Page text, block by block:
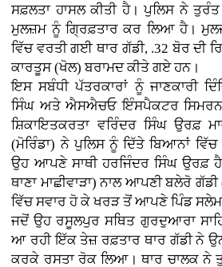
ਸਫ਼ਲਤਾ ਹਾਸਲ ਕੀਤੀ ਹੈ। ਪੁਲਿਸ ਨੇ
ਮੁਲਜ਼ਮ ਨੂੰ ਗ੍ਰਿਫ਼ਤਾਰ ਕਰ ਲਿਆ ਹੈ।
ਵਿੱਚ ਵਰਤੀ ਗਈ ਥਾਰ ਗੱਡੀ, .32 ਬੋਰ ਦੀ
ਕਾਰਤੂਸ (ਖੋਲ) ਬਰਾਮਦ ਕੀਤੇ ਗਏ ਹਨ।
ਇਸ ਸਬੰਧੀ ਪੱਤਰਕਾਰਾਂ ਨੂੰ ਜਾਣਕਾਰੀ
ਸਿੰਘ ਅਤੇ ਐਸਐਚਓ ਇੰਸਪੈਕਟਰ
ਸ਼ਿਕਾਇਤਕਰਤਾ ਵਰਿੰਦਰ ਸਿੰਘ ਉਰਫ਼
(ਮੋਰਿੰਡਾ) ਨੇ ਪੁਲਿਸ ਨੂੰ ਦਿੱਤੇ ਬਿਆਨਾਂ
ਉਹ ਆਪਣੇ ਸਾਥੀ ਹਰਜਿੰਦਰ ਸਿੰਘ ਉਰਫ਼
ਥਾਣਾ ਮਾਛੀਵਾੜਾ) ਨਾਲ ਆਪਣੀ ਬਲੇਰੋ
ਵਿੱਚ ਸਵਾਰ ਹੋ ਕੇ ਖਰੜ ਤੋਂ ਆਪਣੇ ਪਿੰਡ
ਜਦੋਂ ਉਹ ਰਸੂਲਪੁਰ ਸਥਿਤ ਗੁਰਦੁਆਰਾ
ਆ ਰਹੀ ਇੱਕ ਤੇਜ਼ ਰਫ਼ਤਾਰ ਥਾਰ ਗੱਡੀ ਨੇ
ਕਰਕੇ ਰਸਤਾ ਰੋਕ ਲਿਆ। ਥਾਰ ਚਾਲਕ ਨੇ